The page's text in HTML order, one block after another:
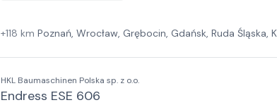
+118 km Poznań, Wrocław, Grębocin, Gdańsk, Ruda Śląska,
HKL Baumaschinen Polska sp. z o.o.
Endress ESE 606